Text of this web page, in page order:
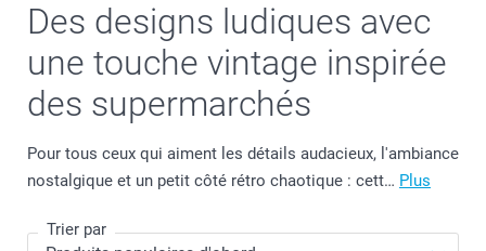
Des designs ludiques avec
une touche vintage inspirée
des supermarchés
Pour tous ceux qui aiment les détails audacieux, l'ambiance
nostalgique et un petit côté rétro chaotique : cett… Plus
Trier par